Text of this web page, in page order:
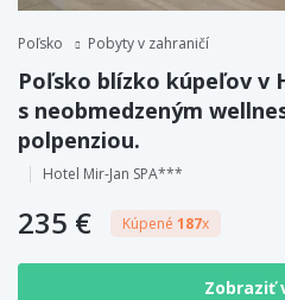
Poľsko Pobyty v zahraničí
Poľsko blízko kúpeľov v
s neobmedzeným
polpenziou.
Hotel Mir-Jan SPA***
235 € Kúpené 187x
Zobraziť